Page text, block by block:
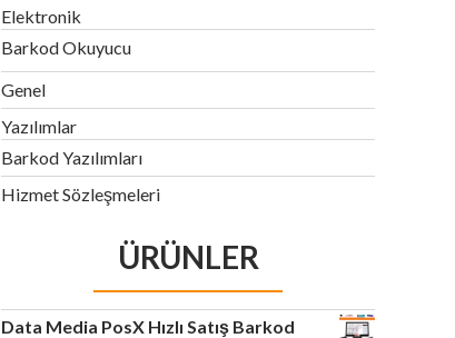
Elektronik
Barkod Okuyucu
Genel
Yazılımlar
Barkod Yazılımları
Hizmet Sözleşmeleri
ÜRÜNLER
Data Media PosX Hızlı Satış Barkod